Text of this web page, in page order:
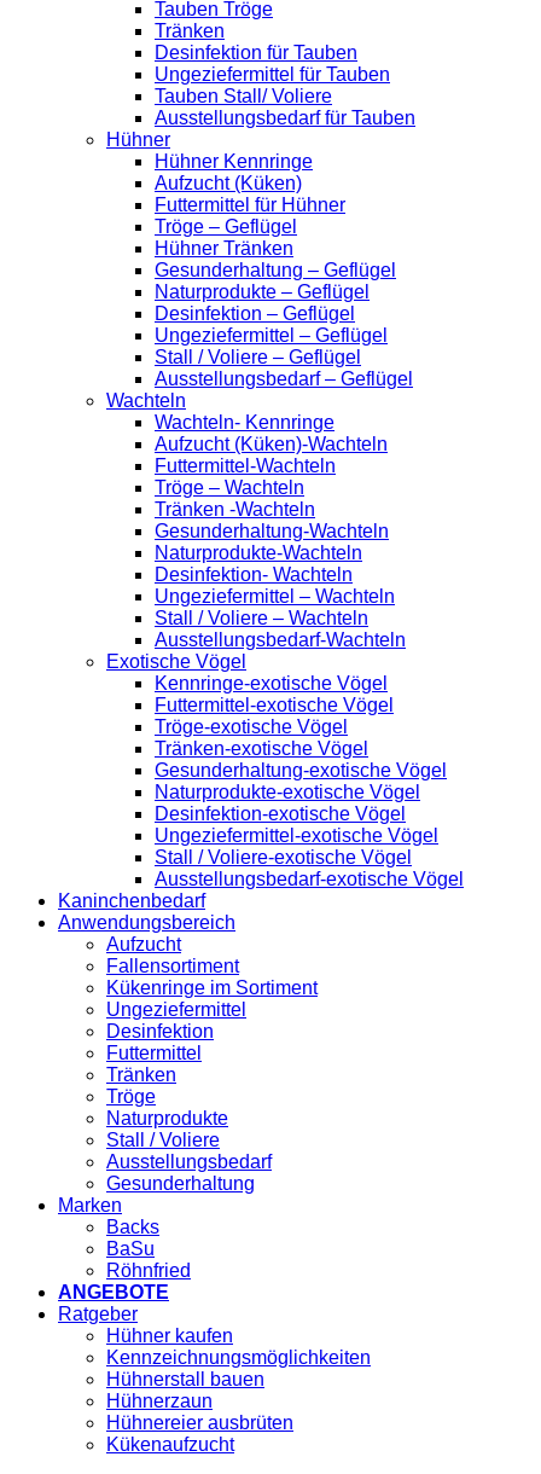
Tauben Tröge
Tränken
Desinfektion für Tauben
Ungeziefermittel für Tauben
Tauben Stall/ Voliere
Ausstellungsbedarf für Tauben
Hühner
Hühner Kennringe
Aufzucht (Küken)
Futtermittel für Hühner
Tröge – Geflügel
Hühner Tränken
Gesunderhaltung – Geflügel
Naturprodukte – Geflügel
Desinfektion – Geflügel
Ungeziefermittel – Geflügel
Stall / Voliere – Geflügel
Ausstellungsbedarf – Geflügel
Wachteln
Wachteln- Kennringe
Aufzucht (Küken)-Wachteln
Futtermittel-Wachteln
Tröge – Wachteln
Tränken -Wachteln
Gesunderhaltung-Wachteln
Naturprodukte-Wachteln
Desinfektion- Wachteln
Ungeziefermittel – Wachteln
Stall / Voliere – Wachteln
Ausstellungsbedarf-Wachteln
Exotische Vögel
Kennringe-exotische Vögel
Futtermittel-exotische Vögel
Tröge-exotische Vögel
Tränken-exotische Vögel
Gesunderhaltung-exotische Vögel
Naturprodukte-exotische Vögel
Desinfektion-exotische Vögel
Ungeziefermittel-exotische Vögel
Stall / Voliere-exotische Vögel
Ausstellungsbedarf-exotische Vögel
Kaninchenbedarf
Anwendungsbereich
Aufzucht
Fallensortiment
Kükenringe im Sortiment
Ungeziefermittel
Desinfektion
Futtermittel
Tränken
Tröge
Naturprodukte
Stall / Voliere
Ausstellungsbedarf
Gesunderhaltung
Marken
Backs
BaSu
Röhnfried
ANGEBOTE
Ratgeber
Hühner kaufen
Kennzeichnungsmöglichkeiten
Hühnerstall bauen
Hühnerzaun
Hühnereier ausbrüten
Kükenaufzucht